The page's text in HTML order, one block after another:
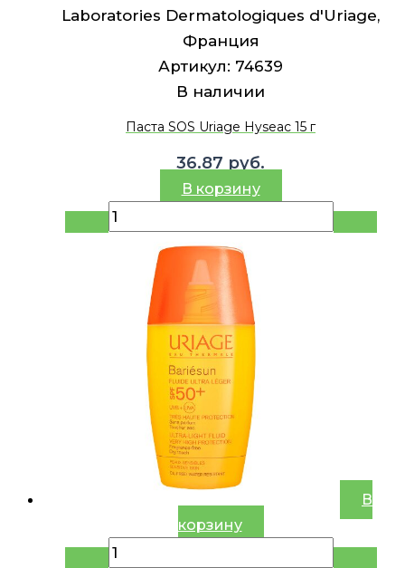
Laboratories Dermatologiques d'Uriage,
Франция
Артикул: 74639
В наличии
Паста SOS Uriage Hyseac 15 г
36.87 руб.
В корзину
В
корзину